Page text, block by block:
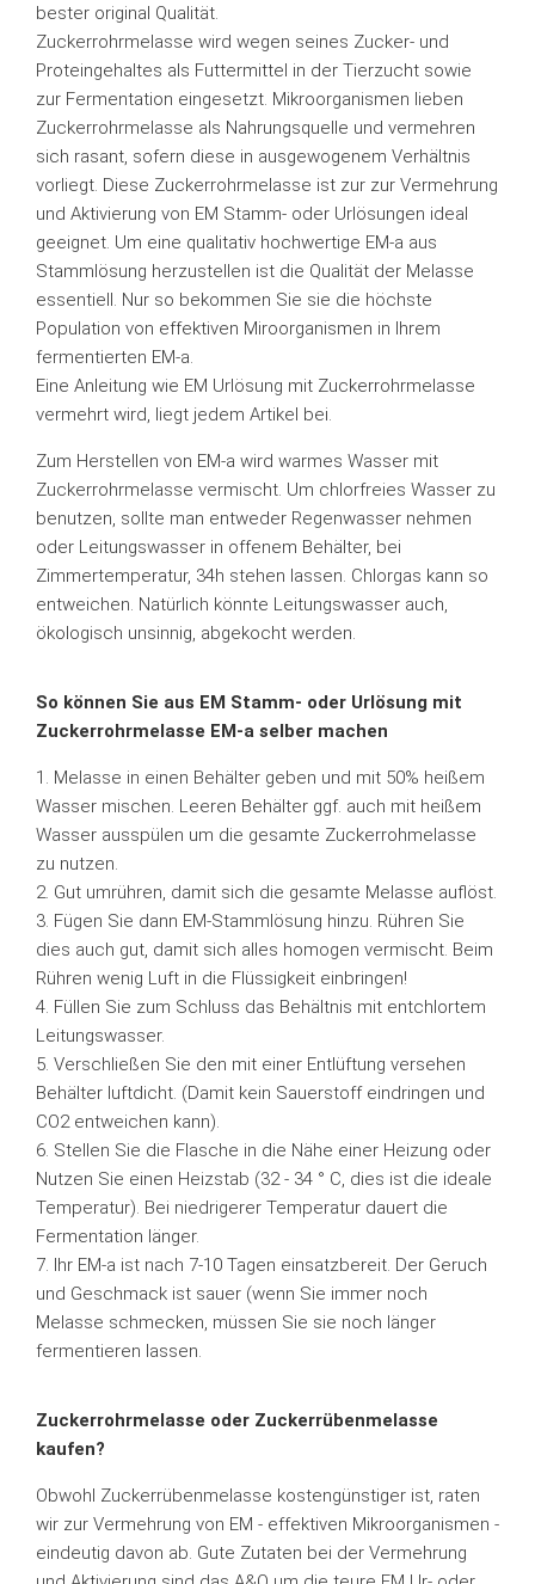
bester original Qualität.
Zuckerrohrmelasse wird wegen seines Zucker- und
Proteingehaltes als Futtermittel in der Tierzucht sowie
zur Fermentation eingesetzt. Mikroorganismen lieben
Zuckerrohrmelasse als Nahrungsquelle und vermehren
sich rasant, sofern diese in ausgewogenem Verhältnis
vorliegt. Diese Zuckerrohrmelasse ist zur zur Vermehrung
und Aktivierung von EM Stamm- oder Urlösungen ideal
geeignet. Um eine qualitativ hochwertige EM-a aus
Stammlösung herzustellen ist die Qualität der Melasse
essentiell. Nur so bekommen Sie sie die höchste
Population von effektiven Miroorganismen in Ihrem
fermentierten EM-a.
Eine Anleitung wie EM Urlösung mit Zuckerrohrmelasse
vermehrt wird, liegt jedem Artikel bei.
Zum Herstellen von EM-a wird warmes Wasser mit
Zuckerrohrmelasse vermischt. Um chlorfreies Wasser zu
benutzen, sollte man entweder Regenwasser nehmen
oder Leitungswasser in offenem Behälter, bei
Zimmertemperatur, 34h stehen lassen. Chlorgas kann so
entweichen. Natürlich könnte Leitungswasser auch,
ökologisch unsinnig, abgekocht werden.
So können Sie aus EM Stamm- oder Urlösung mit
Zuckerrohrmelasse EM-a selber machen
1. Melasse in einen Behälter geben und mit 50% heißem
Wasser mischen. Leeren Behälter ggf. auch mit heißem
Wasser ausspülen um die gesamte Zuckerrohmelasse
zu nutzen.
2. Gut umrühren, damit sich die gesamte Melasse auflöst.
3. Fügen Sie dann EM-Stammlösung hinzu. Rühren Sie
dies auch gut, damit sich alles homogen vermischt. Beim
Rühren wenig Luft in die Flüssigkeit einbringen!
4. Füllen Sie zum Schluss das Behältnis mit entchlortem
Leitungswasser.
5. Verschließen Sie den mit einer Entlüftung versehen
Behälter luftdicht. (Damit kein Sauerstoff eindringen und
CO2 entweichen kann).
6. Stellen Sie die Flasche in die Nähe einer Heizung oder
Nutzen Sie einen Heizstab (32 - 34 ° C, dies ist die ideale
Temperatur). Bei niedrigerer Temperatur dauert die
Fermentation länger.
7. Ihr EM-a ist nach 7-10 Tagen einsatzbereit. Der Geruch
und Geschmack ist sauer (wenn Sie immer noch
Melasse schmecken, müssen Sie sie noch länger
fermentieren lassen.
Zuckerrohrmelasse oder Zuckerrübenmelasse
kaufen?
Obwohl Zuckerrübenmelasse kostengünstiger ist, raten
wir zur Vermehrung von EM - effektiven Mikroorganismen -
eindeutig davon ab. Gute Zutaten bei der Vermehrung